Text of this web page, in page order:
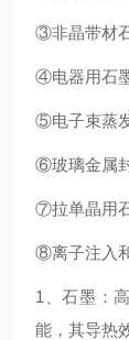
③非晶带材
④电器用石
⑤电子束蒸
⑥玻璃金属
⑦拉单晶用
⑧离子注入
1、石墨：
能，其导热